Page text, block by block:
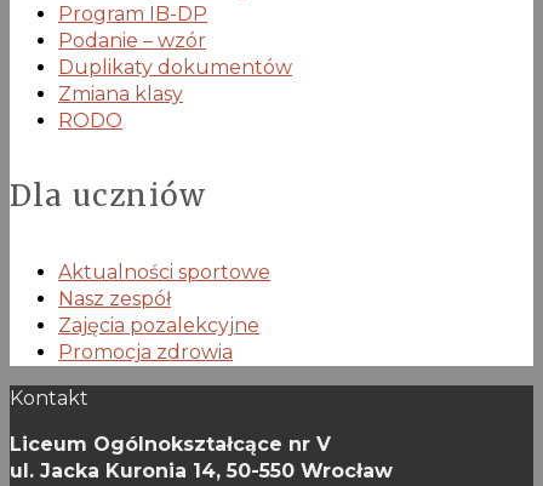
Program IB-DP
Podanie – wzór
Duplikaty dokumentów
Zmiana klasy
RODO
Dla uczniów
Aktualności sportowe
Nasz zespół
Zajęcia pozalekcyjne
Promocja zdrowia
Kontakt
Liceum Ogólnokształcące nr V
ul. Jacka Kuronia 14, 50-550 Wrocław